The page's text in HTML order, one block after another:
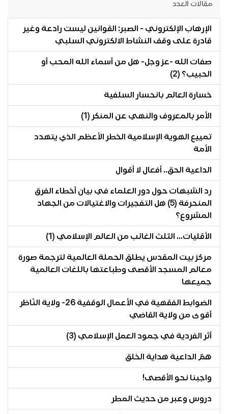
مقالات العدد
الإرهاب الإلكتروني - الصبر: القوانين ليست رادعة وغير
قادرة على وقف النشاط الالكتروني السلبي
صفات الله -عز وجل- هل من أسماء الله المحب أو
الحبيب؟ (2)
خسارة العالم بانحسار السلفية
الأمر بالمعروف والنهي عن المنكر (1)
تمييع الهوية الإسلامية الخطر الأعظم الذي يتهدد
الأمة
الداعية الحق.. أفعال لا أقوال
رد الشبهات حول دور العلماء في بيان أخطاء الفرق
المنحرفة (5) هل التفجيرات والاغتيالات من الجهاد
المشروع؟
الأقليات... الثلث الغائب من العالم الإسلامي (1)
مركز بيت المقدس يطلق الحملة العالمية لترجمة صورة
معالم المسجد الأقصى وطباعتها باللغات العالمية
جميعها
الضوابط الفقهية في الأعمال الوقفية 26- ولاية النّاظر
أقوى من ولاية القاضي
أثر الفردية في جمود العمل الإسلامي (3)
هَمٌ الداعية هداية الخلق
واجبنا نحو الأقصى!
دروس وعبر من حديث المطر